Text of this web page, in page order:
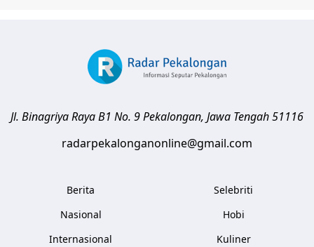
Jl. Binagriya Raya B1 No. 9Pekalongan, Jawa Tengah51116
radarpekalonganonline@gmail.com
Berita
Nasional
Internasional
Selebriti
Hobi
Kuliner